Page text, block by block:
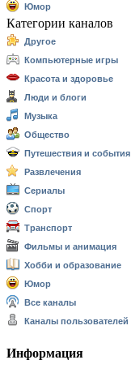
Юмор
Категории каналов
Другое
Компьютерные игры
Красота и здоровье
Люди и блоги
Музыка
Общество
Путешествия и события
Развлечения
Сериалы
Спорт
Транспорт
Фильмы и анимация
Хобби и образование
Юмор
Все каналы
Каналы пользователей
Информация